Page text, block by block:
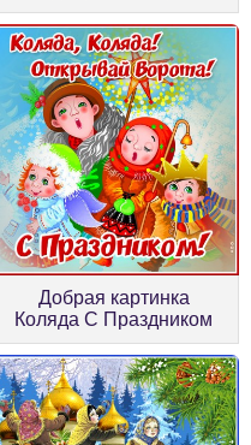
Добрая картинка
Коляда С Праздником